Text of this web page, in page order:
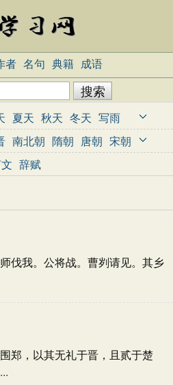
者 名句 典籍 成语
夏天 秋天 冬天
写雨
荷花 菊花 柳树
月亮
黄河 儿童 写鸟
写马
爱国 离别 送别 思乡
惜时 婉约 豪放 诗经
小学古诗
初中古诗
南北朝 隋朝 唐朝
宋朝
当代
辞赋
我。公将战。曹刿请见。其乡
，以其无礼于晋，且贰于楚
...